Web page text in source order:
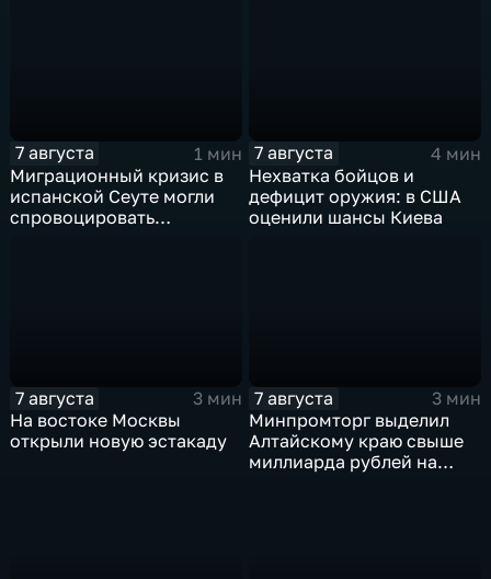
7 августа
1 мин
Миграционный кризис в
испанской Сеуте могли
спровоцировать
7 августа
4 мин
Нехватка бойцов и
дефицит оружия: в США
оценили шансы Киева
7 августа
3 мин
На востоке Москвы
открыли новую эстакаду
7 августа
3 мин
Минпромторг выделил
Алтайскому краю свыше
миллиарда рублей на